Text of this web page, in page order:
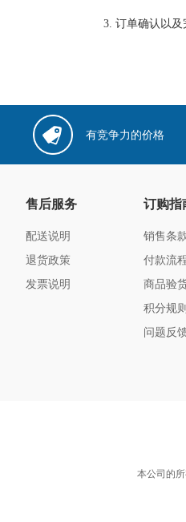
3. 订单确认以及
有竞争力的价格
售后服务
配送说明
退货政策
发票说明
订购指
销售条
付款流
商品验
积分规则
问题反
本公司的